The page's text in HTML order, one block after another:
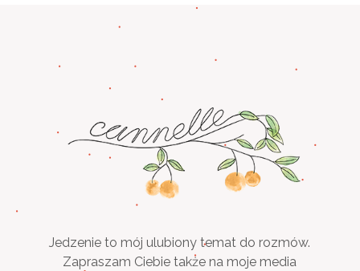
Jedzenie to mój ulubiony temat do rozmów.
Zapraszam Ciebie także na moje media